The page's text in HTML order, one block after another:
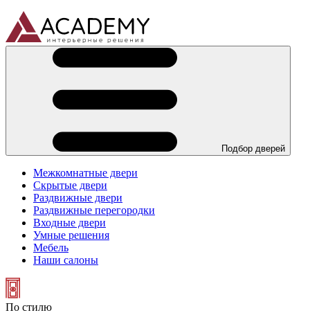
Подбор дверей
Межкомнатные двери
Скрытые двери
Раздвижные двери
Раздвижные перегородки
Входные двери
Умные решения
Мебель
Наши салоны
По стилю